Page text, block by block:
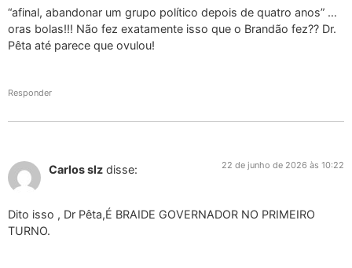
“afinal, abandonar um grupo político depois de quatro anos” …
oras bolas!!! Não fez exatamente isso que o Brandão fez?? Dr.
Pêta até parece que ovulou!
Responder
Carlos slz disse: 22 de junho de 2026 às 10:22
Dito isso , Dr Pêta,É BRAIDE GOVERNADOR NO PRIMEIRO
TURNO.